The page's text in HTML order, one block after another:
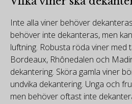
Inte alla viner behöver
behöver inte dekanteras, men
luftning. Robusta röda viner med
Bordeaux, Rhônedalen och
dekantering. Sköra gamla viner
undvika dekantering. Unga och
men behöver oftast inte